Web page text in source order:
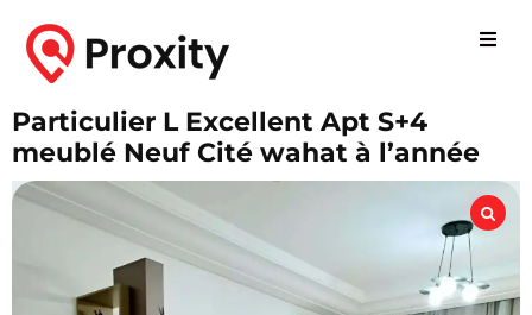
Particulier L Excellent Apt S+4
meublé Neuf Cité wahat à l’année